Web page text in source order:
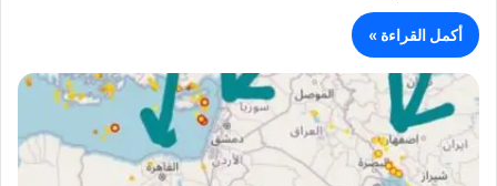
أكمل القراءة »